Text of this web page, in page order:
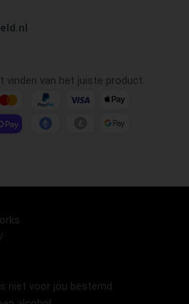
vinden van het juiste product.
niet voor jou bestemd